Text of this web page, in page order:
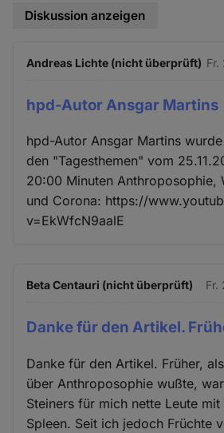
Diskussion anzeigen
Andreas Lichte (nicht überprüft) Fr.
hpd-Autor Ansgar Martins
hpd-Autor Ansgar Martins
den "Tagesthemen" vom
20:00 Minuten Anthroposophie,
und Corona: https://
v=EkWfcN9aalE
Beta Centauri (nicht überprüft) Fr.
Danke für den Artikel.
Danke für den Artikel. Früher,
über Anthroposophie wußte,
Steiners für mich nette Leute
Spleen. Seit ich jedoch Früchte